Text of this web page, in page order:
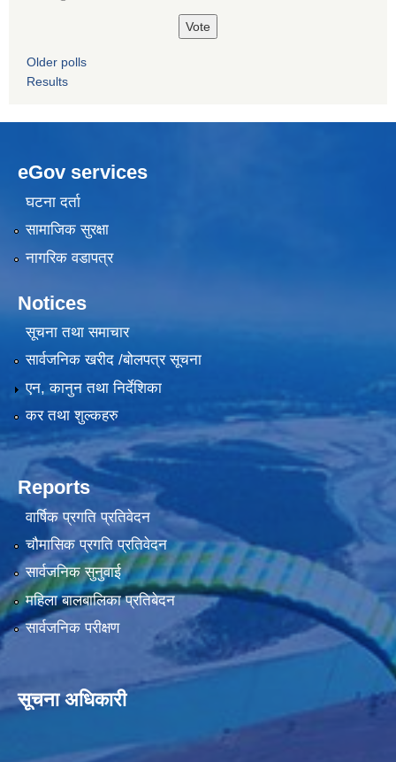
Older polls
Results
eGov services
घटना दर्ता
सामाजिक सुरक्षा
नागरिक वडापत्र
Notices
सूचना तथा समाचार
सार्वजनिक खरीद /बोलपत्र सूचना
एन, कानुन तथा निर्देशिका
कर तथा शुल्कहरु
Reports
वार्षिक प्रगति प्रतिवेदन
चौमासिक प्रगति प्रतिवेदन
सार्वजनिक सुनुवाई
महिला बालबालिका प्रतिबेदन
सार्वजनिक परीक्षण
सूचना अधिकारी